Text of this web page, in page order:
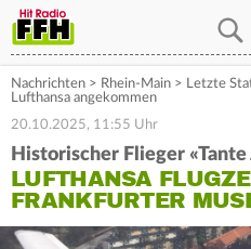
Nachrichten > Rhein-Main > Letzte
Lufthansa angekommen
20.10.2025, 11:55 Uhr
Historischer Flieger «Tante
LUFTHANSA
FRANKFURTER